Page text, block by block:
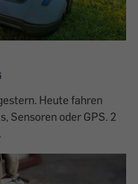
Heute fahren
Sensoren oder GPS. 2